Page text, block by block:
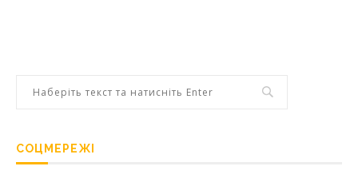
СОЦМЕРЕЖІ